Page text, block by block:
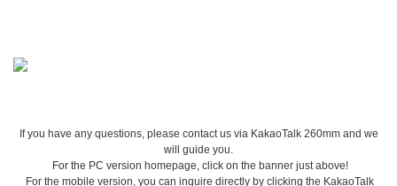
If you have any questions, please contact us via KakaoTalk 260mm and we
will guide you.
For the PC version homepage, click on the banner just above!
For the mobile version, you can inquire directly by clicking the KakaoTalk